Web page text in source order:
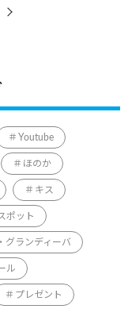
Youtube
ほのか
キス
ポット
グランディーバ
ル
プレゼント